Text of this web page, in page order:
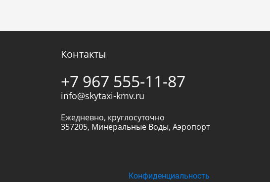
Контакты
+7 967 555-11-87
info@skytaxi-kmv.ru
Ежедневно, круглосуточно
357205, Минеральные Воды, Аэропорт
Конфиденциальность